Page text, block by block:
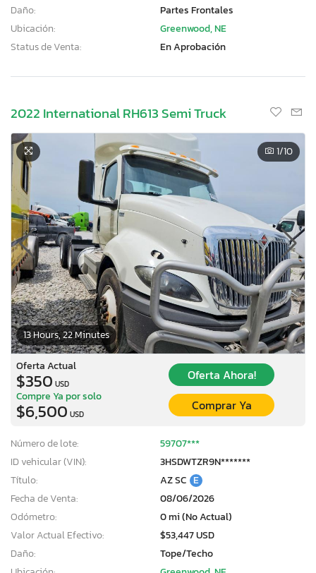
Daño:
Partes Frontales
Ubicación:
Greenwood, NE
Status de Venta:
En Aprobación
2022 International RH613 Semi Truck
13 Hours, 22 Minutes
1/10
Oferta Actual
$350 USD
Oferta Ahora!
Compre Ya por solo
$6,500 USD
Comprar Ya
Número de lote:
59707***
ID vehicular (VIN):
3HSDWTZR9N*******
Título:
AZ SC E
Fecha de Venta:
08/06/2026
Odómetro:
0 mi (No Actual)
Valor Actual Efectivo:
$53,447 USD
Daño:
Tope/Techo